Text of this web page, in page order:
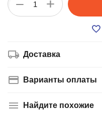
+
−
Доставка
Варианты оплаты
Найдите похожие